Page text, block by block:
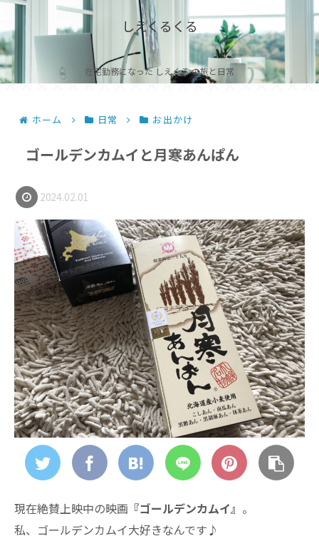
しえくるくる
在宅勤務になった しえくる の旅と日常
ホーム 日常 お出かけ
ゴールデンカムイと月寒あんぱん
2024.02.01
現在絶賛上映中の映画 『ゴールデンカムイ』 。
私、ゴールデンカムイ大好きなんです♪